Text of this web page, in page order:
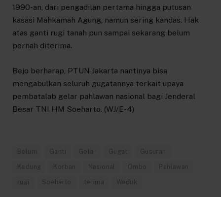
1990-an, dari pengadilan pertama hingga putusan
kasasi Mahkamah Agung, namun sering kandas. Hak
atas ganti rugi tanah pun sampai sekarang belum
pernah diterima.
Bejo berharap, PTUN Jakarta nantinya bisa
mengabulkan seluruh gugatannya terkait upaya
pembatalab gelar pahlawan nasional bagi Jenderal
Besar TNI HM Soeharto. (WJ/E-4)
Belum Ganti Gelar Gugat Gusuran
Kedung Korban Nasional Ombo Pahlawan
rugi Soeharto terima Waduk